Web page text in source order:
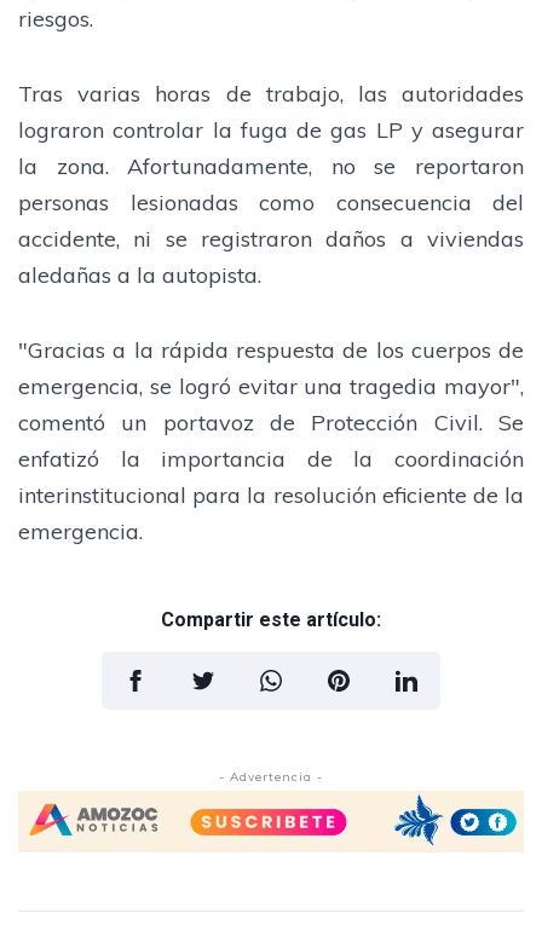
riesgos.
Tras varias horas de trabajo, las autoridades
lograron controlar la fuga de gas LP y asegurar
la zona. Afortunadamente, no se reportaron
personas lesionadas como consecuencia del
accidente, ni se registraron daños a viviendas
aledañas a la autopista.
"Gracias a la rápida respuesta de los cuerpos de
emergencia, se logró evitar una tragedia mayor",
comentó un portavoz de Protección Civil. Se
enfatizó la importancia de la coordinación
interinstitucional para la resolución eficiente de la
emergencia.
Compartir este artículo:
- Advertencia -